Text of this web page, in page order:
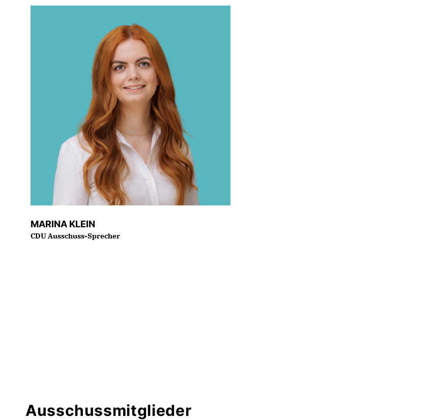
MARINA KLEIN
CDU Ausschuss-Sprecher
Ausschussmitglieder